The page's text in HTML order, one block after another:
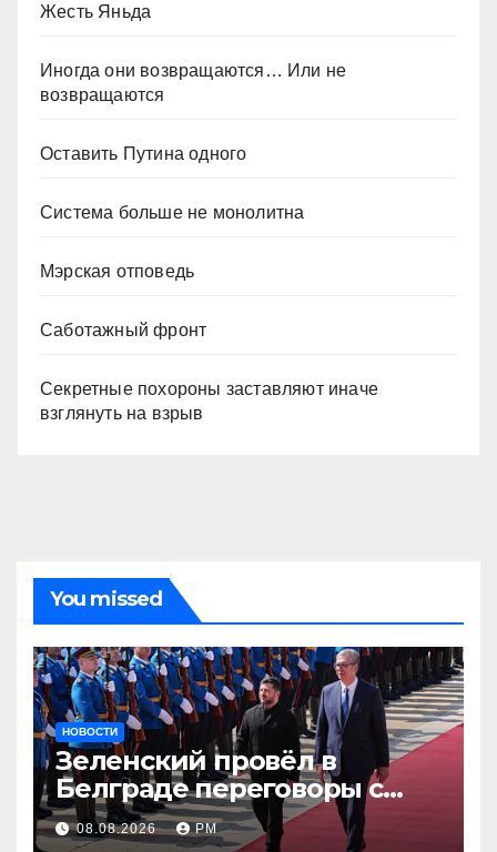
Жесть Яньда
Иногда они возвращаются… Или не
возвращаются
Оставить Путина одного
Система больше не монолитна
Мэрская отповедь
Саботажный фронт
Секретные похороны заставляют иначе
взглянуть на взрыв
You missed
НОВОСТИ
Зеленский провёл в
Белграде переговоры с
Вучичем
08.08.2026 РМ